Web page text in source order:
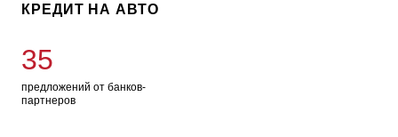
КРЕДИТ НА АВТО
35
предложений от банков-
партнеров